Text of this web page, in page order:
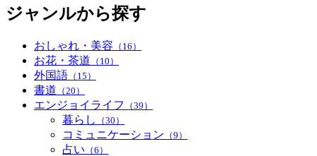
ジャンルから探す
おしゃれ・美容 （16）
お花・茶道 （10）
外国語 （15）
書道 （20）
エンジョイライフ （39）
暮らし （30）
コミュニケーション （9）
占い （6）